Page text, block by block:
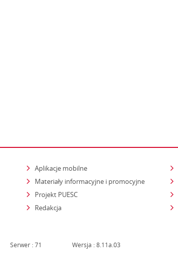
Aplikacje mobilne
Materiały informacyjne i promocyjne
Projekt PUESC
Redakcja
Serwer : 71 Wersja : 8.11a.03